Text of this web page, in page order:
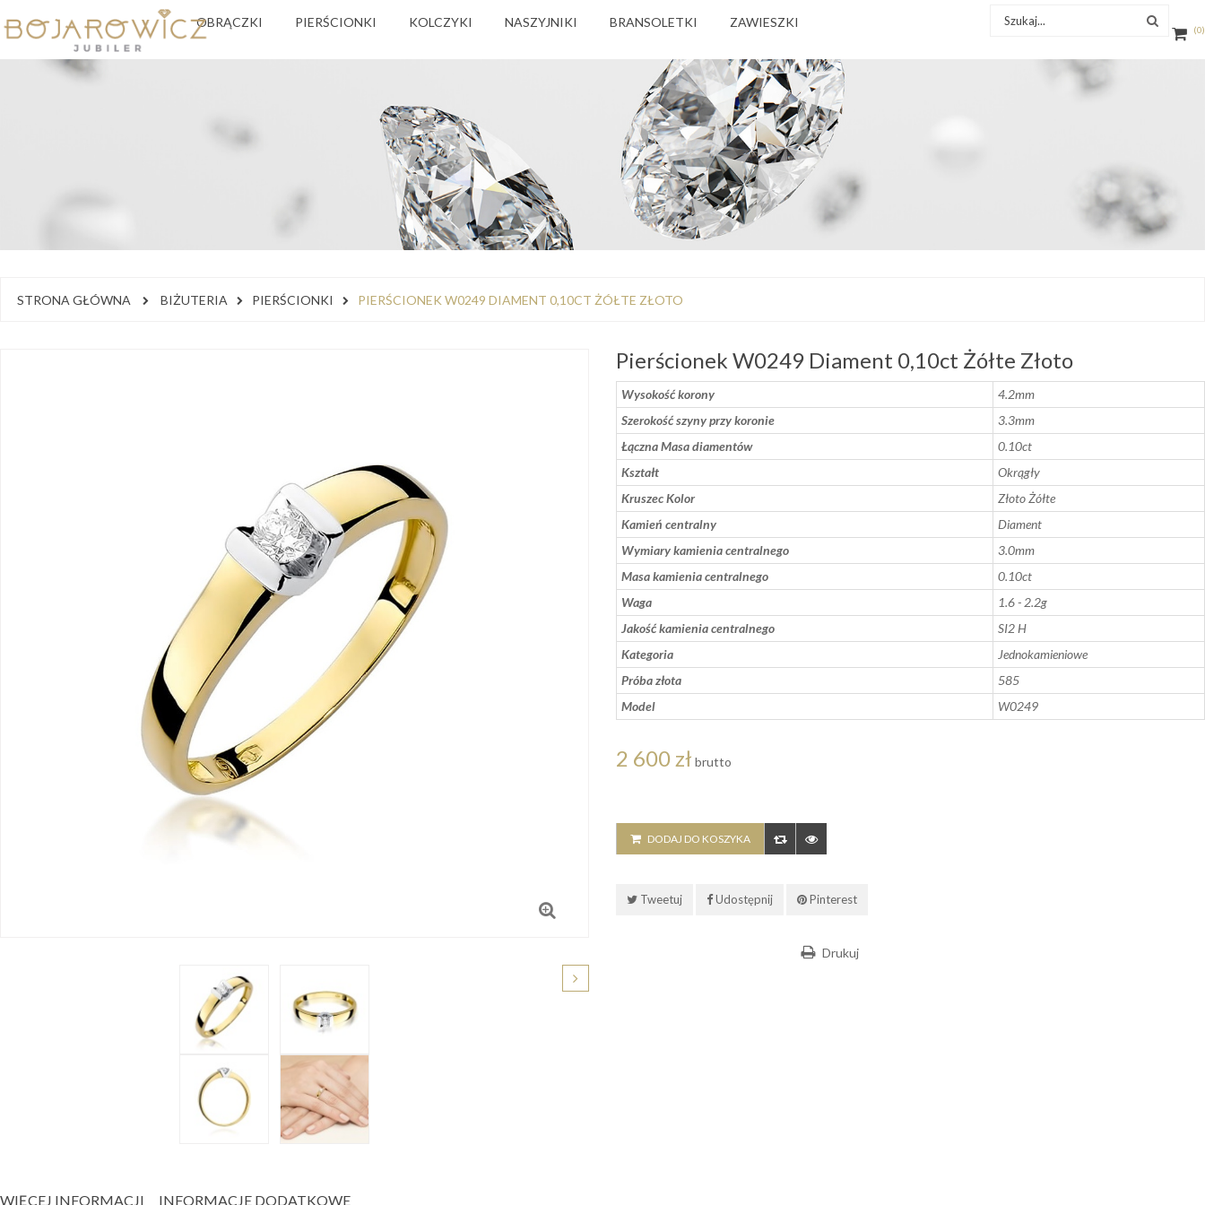
0
OBRĄCZKI PIERŚCIONKI KOLCZYKI NASZYJNIKI BRANSOLETKI ZAWIESZKI
STRONA GŁÓWNA BIŻUTERIA PIERŚCIONKI PIERŚCIONEK W0249 DIAMENT 0,10CT ŻÓŁTE ZŁOTO
Pierścionek W0249 Diament 0,10ct Żółte Złoto
Wysokość korony
4.2mm
Szerokość szyny przy koronie
3.3mm
Łączna Masa diamentów
0.10ct
Kształt
Okrągły
Kruszec Kolor
Złoto Żółte
Kamień centralny
Diament
Wymiary kamienia centralnego
3.0mm
Masa kamienia centralnego
0.10ct
Waga
1.6 - 2.2g
Jakość kamienia centralnego
SI2 H
Kategoria
Jednokamieniowe
Próba złota
585
Model
W0249
2 600 zł brutto
DODAJ DO KOSZYKA
Tweetuj Udostępnij Pinterest
Drukuj
WIĘCEJ INFORMACJI INFORMACJE DODATKOWE